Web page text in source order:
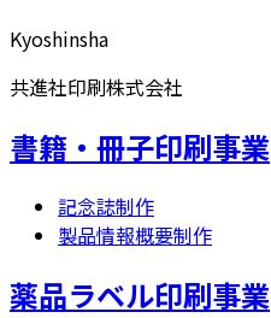
Kyoshinsha
共進社印刷株式会社
書籍・冊子印刷事業
記念誌制作
製品情報概要制作
薬品ラベル印刷事業